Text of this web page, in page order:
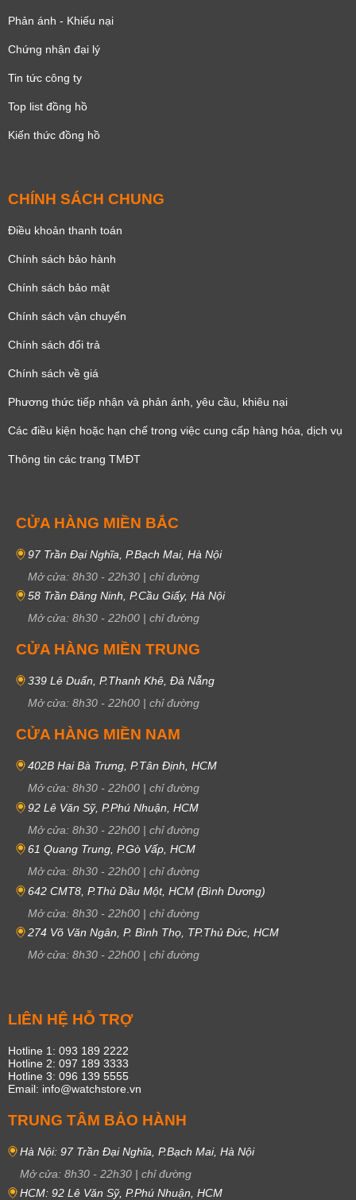
Phản ánh - Khiếu nại
Chứng nhận đại lý
Tin tức công ty
Top list đồng hồ
Kiến thức đồng hồ
CHÍNH SÁCH CHUNG
Điều khoản thanh toán
Chính sách bảo hành
Chính sách bảo mật
Chính sách vận chuyển
Chính sách đổi trả
Chính sách về giá
Phương thức tiếp nhận và phản ánh, yêu cầu, khiêu nại
Các điều kiện hoặc hạn chế trong việc cung cấp hàng hóa, dịch vụ
Thông tin các trang TMĐT
CỬA HÀNG MIỀN BẮC
97 Trần Đại Nghĩa, P.Bạch Mai, Hà Nội
Mở cửa: 8h30 - 22h30 | chỉ đường
58 Trần Đăng Ninh, P.Cầu Giấy, Hà Nội
Mở cửa: 8h30 - 22h00 | chỉ đường
CỬA HÀNG MIỀN TRUNG
339 Lê Duẩn, P.Thanh Khê, Đà Nẵng
Mở cửa: 8h30 - 22h00 | chỉ đường
CỬA HÀNG MIỀN NAM
402B Hai Bà Trưng, P.Tân Định, HCM
Mở cửa: 8h30 - 22h00 | chỉ đường
92 Lê Văn Sỹ, P.Phú Nhuận, HCM
Mở cửa: 8h30 - 22h00 | chỉ đường
61 Quang Trung, P.Gò Vấp, HCM
Mở cửa: 8h30 - 22h00 | chỉ đường
642 CMT8, P.Thủ Dầu Một, HCM (Bình Dương)
Mở cửa: 8h30 - 22h00 | chỉ đường
274 Võ Văn Ngân, P. Bình Thọ, TP.Thủ Đức, HCM
Mở cửa: 8h30 - 22h00 | chỉ đường
LIÊN HỆ HỖ TRỢ
Hotline 1: 093 189 2222
Hotline 2: 097 189 3333
Hotline 3: 096 139 5555
Email: info@watchstore.vn
TRUNG TÂM BẢO HÀNH
Hà Nội: 97 Trần Đại Nghĩa, P.Bạch Mai, Hà Nội
Mở cửa: 8h30 - 22h30 | chỉ đường
HCM: 92 Lê Văn Sỹ, P.Phú Nhuận, HCM